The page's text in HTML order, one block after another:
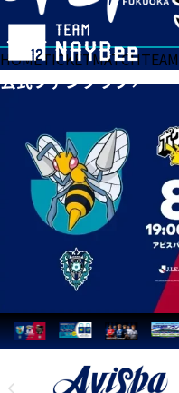
HOMETICKETMATCHTEAM